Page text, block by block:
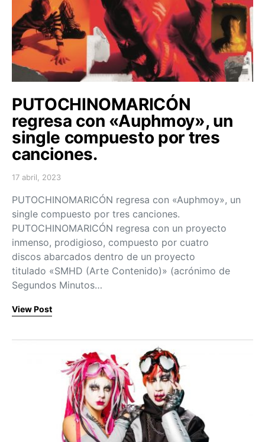
PUTOCHINOMARICÓN
regresa con «Auphmoy», un
single compuesto por tres
canciones.
Posted on
17 abril, 2023
PUTOCHINOMARICÓN regresa con «Auphmoy», un
single compuesto por tres canciones.
PUTOCHINOMARICÓN regresa con un proyecto
inmenso, prodigioso, compuesto por cuatro
discos abarcados dentro de un proyecto
titulado «SMHD (Arte Contenido)» (acrónimo de
Segundos Minutos…
View Post